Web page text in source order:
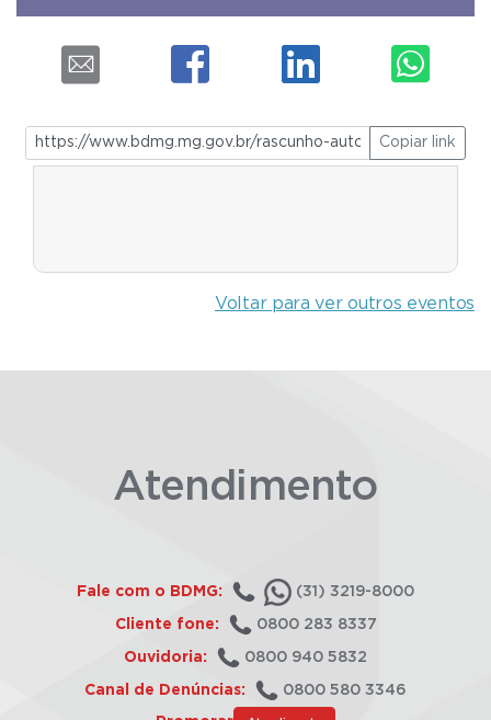
Copiar link
Voltar para ver outros eventos
Atendimento
Fale com o BDMG: (31) 3219-8000
Cliente fone: 0800 283 8337
Ouvidoria: 0800 940 5832
Canal de Denúncias: 0800 580 3346